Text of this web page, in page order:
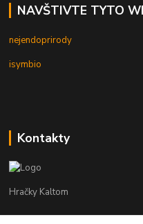
NAVŠTIVTE TYTO
nejendoprirody
isymbio
Kontakty
Hračky Kaltom